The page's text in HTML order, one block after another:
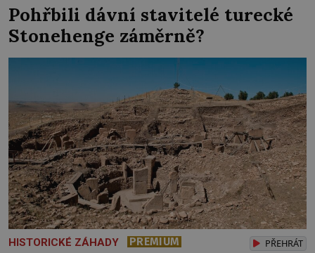
Pohřbili dávní stavitelé turecké
Stonehenge záměrně?
HISTORICKÉ ZÁHADY PREMIUM PŘEHRÁT